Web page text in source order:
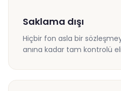
Saklama dışı
Hiçbir fon asla bir
anına kadar tam kontrolü